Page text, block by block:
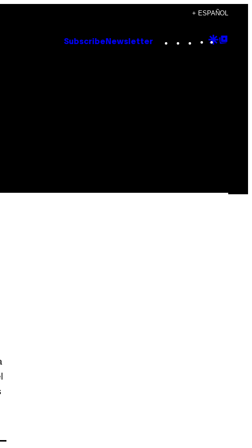
+ ESPAÑOL
Subscribe Newsletter Instagram
TikTok
YouTube
Google